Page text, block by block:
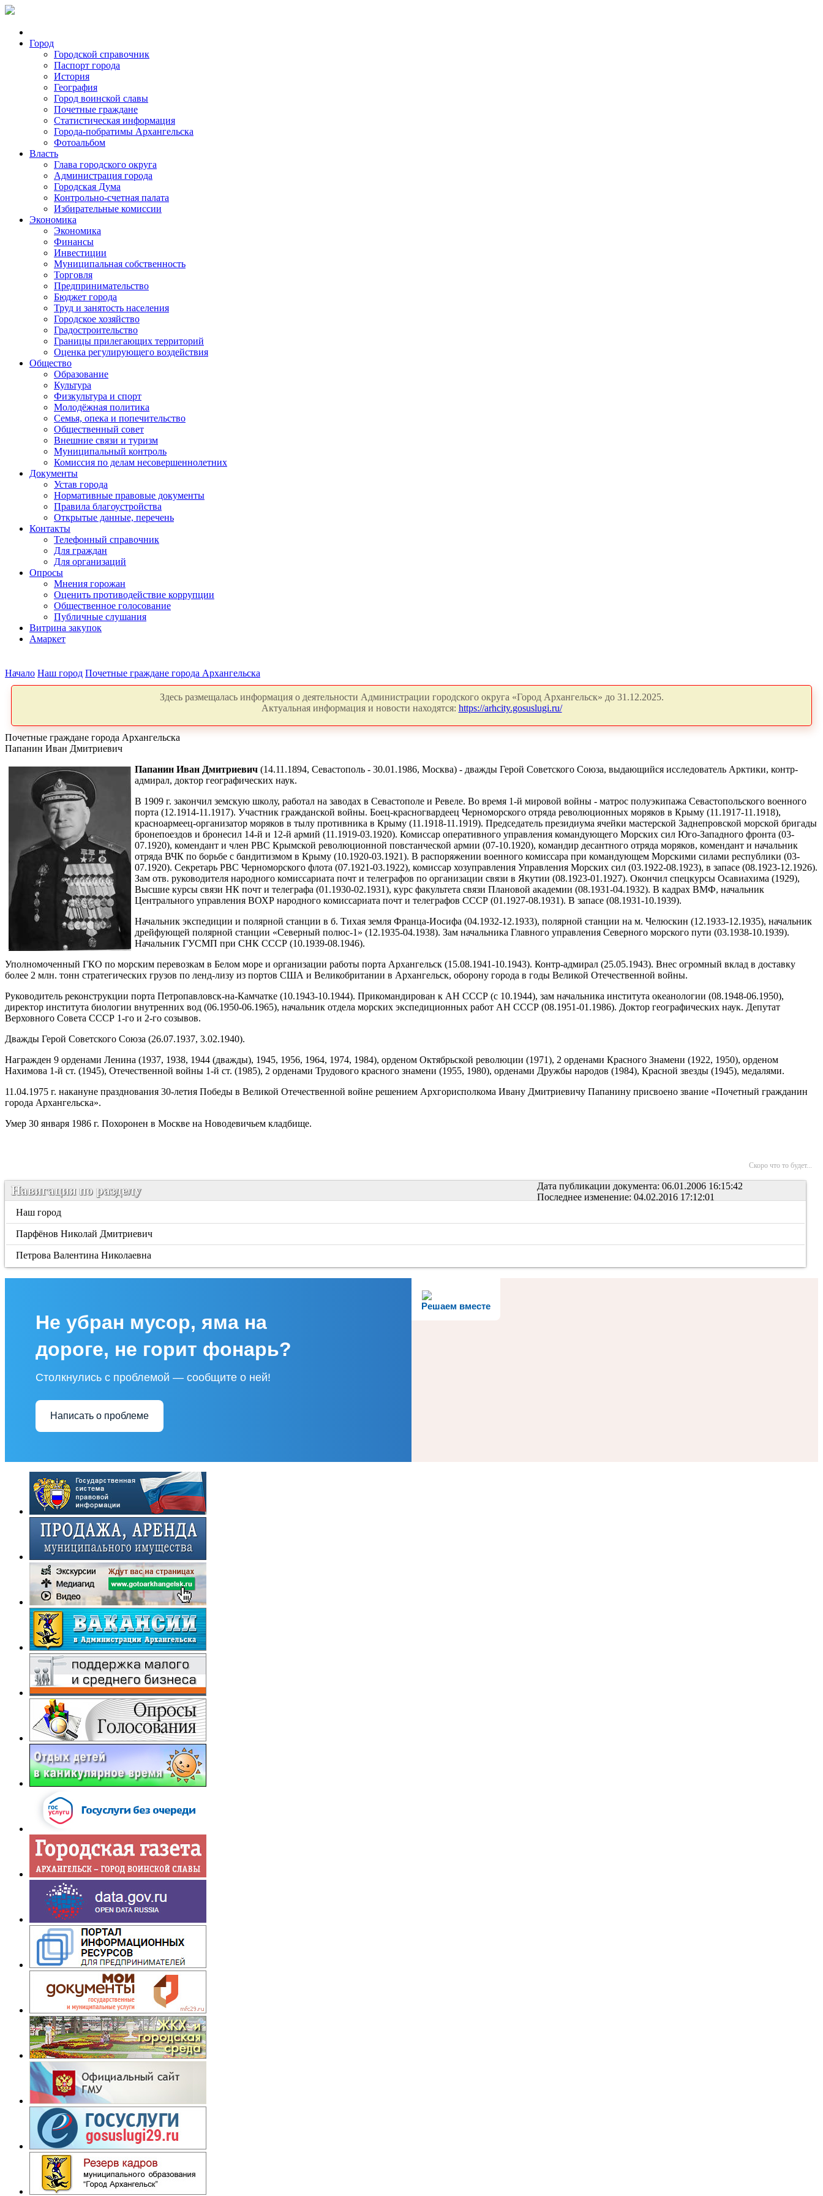
Город
Городской справочник
Паспорт города
История
География
Город воинской славы
Почетные граждане
Статистическая информация
Города-побратимы Архангельска
Фотоальбом
Власть
Глава городского округа
Администрация города
Городская Дума
Контрольно-счетная палата
Избирательные комиссии
Экономика
Экономика
Финансы
Инвестиции
Муниципальная собственность
Торговля
Предпринимательство
Бюджет города
Труд и занятость населения
Городское хозяйство
Градостроительство
Границы прилегающих территорий
Оценка регулирующего воздействия
Общество
Образование
Культура
Физкультура и спорт
Молодёжная политика
Семья, опека и попечительство
Общественный совет
Внешние связи и туризм
Муниципальный контроль
Комиссия по делам несовершеннолетних
Документы
Устав города
Нормативные правовые документы
Правила благоустройства
Открытые данные, перечень
Контакты
Телефонный справочник
Для граждан
Для организаций
Опросы
Мнения горожан
Оценить противодействие коррупции
Общественное голосование
Публичные слушания
Витрина закупок
Амаркет
Начало Наш город Почетные граждане города Архангельска
Здесь размещалась информация о деятельности Администрации городского округа «Город Архангельск» до 31.12.2025.
Актуальная информация и новости находятся: https://arhcity.gosuslugi.ru/
Почетные граждане города Архангельска
Папанин Иван Дмитриевич
Папанин Иван Дмитриевич (14.11.1894, Севастополь - 30.01.1986, Москва) - дважды Герой Советского Союза, выдающийся исследователь Арктики, контр-
адмирал, доктор географических наук.
В 1909 г. закончил земскую школу, работал на заводах в Севастополе и Ревеле. Во время 1-й мировой войны - матрос полуэкипажа Севастопольского военного
порта (12.1914-11.1917). Участник гражданской войны. Боец-красногвардеец Черноморского отряда революционных моряков в Крыму (11.1917-11.1918),
красноармеец-организатор моряков в тылу противника в Крыму (11.1918-11.1919). Председатель президиума ячейки мастерской Заднепровской морской бригады
бронепоездов и бронесил 14-й и 12-й армий (11.1919-03.1920). Комиссар оперативного управления командующего Морских сил Юго-Западного фронта (03-
07.1920), комендант и член РВС Крымской революционной повстанческой армии (07-10.1920), командир десантного отряда моряков, комендант и начальник
отряда ВЧК по борьбе с бандитизмом в Крыму (10.1920-03.1921). В распоряжении военного комиссара при командующем Морскими силами республики (03-
07.1920). Секретарь РВС Черноморского флота (07.1921-03.1922), комиссар хозуправления Управления Морских сил (03.1922-08.1923), в запасе (08.1923-12.1926).
Зам отв. руководителя народного комиссариата почт и телеграфов по организации связи в Якутии (08.1923-01.1927). Окончил спецкурсы Осавиахима (1929),
Высшие курсы связи НК почт и телеграфа (01.1930-02.1931), курс факультета связи Плановой академии (08.1931-04.1932). В кадрах ВМФ, начальник
Центрального управления ВОХР народного комиссариата почт и телеграфов СССР (01.1927-08.1931). В запасе (08.1931-10.1939).
Начальник экспедиции и полярной станции в б. Тихая земля Франца-Иосифа (04.1932-12.1933), полярной станции на м. Челюскин (12.1933-12.1935), начальник
дрейфующей полярной станции «Северный полюс-1» (12.1935-04.1938). Зам начальника Главного управления Северного морского пути (03.1938-10.1939).
Начальник ГУСМП при СНК СССР (10.1939-08.1946).
Уполномоченный ГКО по морским перевозкам в Белом море и организации работы порта Архангельск (15.08.1941-10.1943). Контр-адмирал (25.05.1943). Внес огромный вклад в доставку
более 2 млн. тонн стратегических грузов по ленд-лизу из портов США и Великобритании в Архангельск, оборону города в годы Великой Отечественной войны.
Руководитель реконструкции порта Петропавловск-на-Камчатке (10.1943-10.1944). Прикомандирован к АН СССР (с 10.1944), зам начальника института океанологии (08.1948-06.1950),
директор института биологии внутренних вод (06.1950-06.1965), начальник отдела морских экспедиционных работ АН СССР (08.1951-01.1986). Доктор географических наук. Депутат
Верховного Совета СССР 1-го и 2-го созывов.
Дважды Герой Советского Союза (26.07.1937, 3.02.1940).
Награжден 9 орденами Ленина (1937, 1938, 1944 (дважды), 1945, 1956, 1964, 1974, 1984), орденом Октябрьской революции (1971), 2 орденами Красного Знамени (1922, 1950), орденом
Нахимова 1-й ст. (1945), Отечественной войны 1-й ст. (1985), 2 орденами Трудового красного знамени (1955, 1980), орденами Дружбы народов (1984), Красной звезды (1945), медалями.
11.04.1975 г. накануне празднования 30-летия Победы в Великой Отечественной войне решением Архгорисполкома Ивану Дмитриевичу Папанину присвоено звание «Почетный гражданин
города Архангельска».
Умер 30 января 1986 г. Похоронен в Москве на Новодевичьем кладбище.
Скоро что то будет...
Дата публикации документа: 06.01.2006 16:15:42
Последнее изменение: 04.02.2016 17:12:01
Навигация по разделу
Наш город
Парфёнов Николай Дмитриевич
Петрова Валентина Николаевна
Решаем вместе
Не убран мусор, яма на
дороге, не горит фонарь?
Столкнулись с проблемой — сообщите о ней!
Написать о проблеме